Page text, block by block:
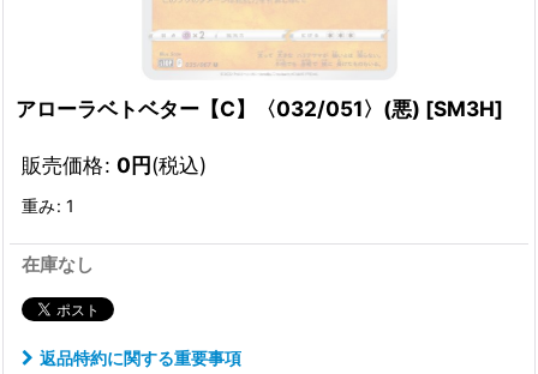
アローラベトベター【C】〈032/051〉(悪) [SM3H]
販売価格: 0円(税込)
重み: 1
在庫なし
返品特約に関する重要事項